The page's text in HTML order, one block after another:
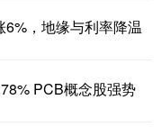
，地缘与利率降温
PCB概念股强势